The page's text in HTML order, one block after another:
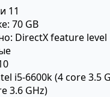
11
70 GB
DirectX feature
i5-6600k (4 core 3.5
3.6 GHz)